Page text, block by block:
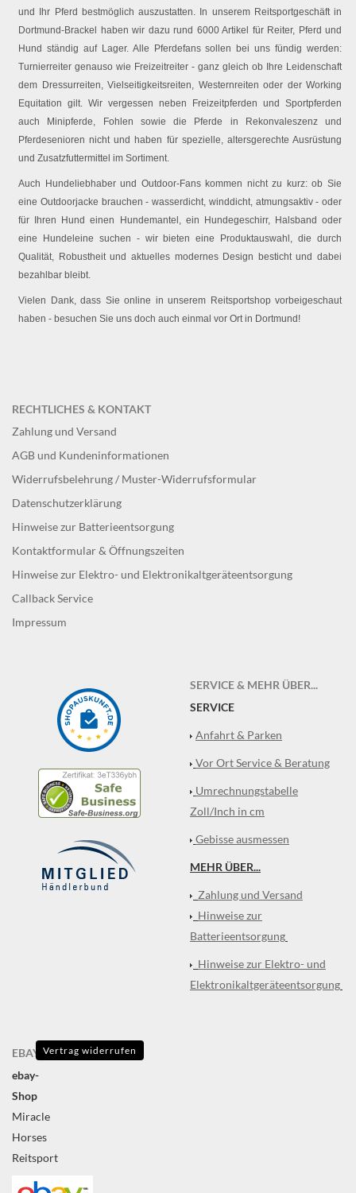
und Ihr Pferd bestmöglich auszustatten. In unserem Reitsportgeschäft in
Dortmund-Brackel haben wir dazu rund 6000 Artikel für Reiter, Pferd und
Hund ständig auf Lager. Alle Pferdefans sollen bei uns fündig werden:
Turnierreiter genauso wie Freizeitreiter - ganz gleich ob Ihre Leidenschaft
dem Dressurreiten, Vielseitigkeitsreiten, Westernreiten oder der Working
Equitation gilt. Wir vergessen neben Freizeitpferden und Sportpferden
auch Minipferde, Fohlen sowie die Pferde in Rekonvaleszenz und
Pferdesenioren nicht und haben für spezielle, altersgerechte Ausrüstung
und Zusatzfuttermittel im Sortiment.
Auch Hundeliebhaber und Outdoor-Fans kommen nicht zu kurz: ob Sie
eine Outdoorjacke brauchen - wasserdicht, winddicht, atmungsaktiv - oder
für Ihren Hund einen Hundemantel, ein Hundegeschirr, Halsband oder
eine Hundeleine suchen - wir bieten eine Produktauswahl, die durch
Qualität, Robustheit und aktuelles modernes Design besticht und dabei
bezahlbar bleibt.
Vielen Dank, dass Sie online in unserem Reitsportshop vorbeigeschaut
haben - besuchen Sie uns doch auch einmal vor Ort in Dortmund!
RECHTLICHES & KONTAKT
Zahlung und Versand
AGB und Kundeninformationen
Widerrufsbelehrung / Muster-Widerrufsformular
Datenschutzerklärung
Hinweise zur Batterieentsorgung
Kontaktformular & Öffnungszeiten
Hinweise zur Elektro- und Elektronikaltgeräteentsorgung
Callback Service
Impressum
SERVICE & MEHR ÜBER...
SERVICE
Anfahrt & Parken
Vor Ort Service & Beratung
Umrechnungstabelle
Zoll/Inch in cm
Gebisse ausmessen
MEHR ÜBER...
Zahlung und Versand
Hinweise zur
Batterieentsorgung
Hinweise zur Elektro- und
Elektronikaltgeräteentsorgung
EBAY
ebay-
Shop
Miracle
Horses
Reitsport
Vertrag widerrufen